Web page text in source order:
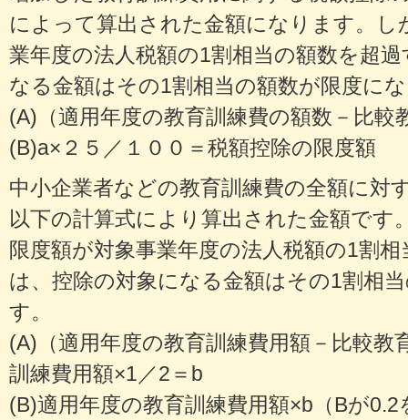
によって算出された金額になります。し
業年度の法人税額の1割相当の額数を超
なる金額はその1割相当の額数が限度に
(A)（適用年度の教育訓練費の額数－比較
(B)a×２５／１００＝税額控除の限度額
中小企業者などの教育訓練費の全額に対
以下の計算式により算出された金額です
限度額が対象事業年度の法人税額の1割
は、控除の対象になる金額はその1割相
す。
(A)（適用年度の教育訓練費用額－比較教
訓練費用額×1／2＝b
(B)適用年度の教育訓練費用額×b（Bが